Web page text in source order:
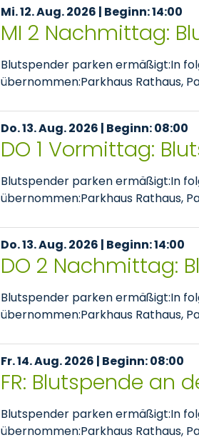
Mi. 12. Aug. 2026 | Beginn: 14:00
MI 2 Nachmittag:
Blutspender parken ermäßigt:In
übernommen:Parkhaus Rathaus,
Do. 13. Aug. 2026 | Beginn: 08:00
DO 1 Vormittag:
Blutspender parken ermäßigt:In
übernommen:Parkhaus Rathaus,
Do. 13. Aug. 2026 | Beginn: 14:00
DO 2 Nachmittag:
Blutspender parken ermäßigt:In
übernommen:Parkhaus Rathaus,
Fr. 14. Aug. 2026 | Beginn: 08:00
FR: Blutspende an
Blutspender parken ermäßigt:In
übernommen:Parkhaus Rathaus,